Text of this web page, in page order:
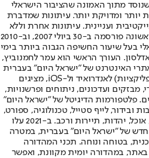
מתוך האמונה שהציבור הישראלי
יותר ומדויקת יותר. עיתונות שמדברת
ועניינית. עיתונות אחרת וללא
תשלום. המהדורה המודפסת הראשונה פורסמה ב-30 ביולי 2007, וב-2010
בעל שיעור החשיפה הגבוה ביותר בימי
העורך הראשי הוא עמר לחמנוביץ,
האינטרנט של "ישראל היום" בעברית
ובאנגלית, כמו כן היישומונים (אפליקציות) לאנדרואיד ול-iOS, מציגים
מבזקים ועדכונים, ניתוחים ופרשנויות,
פלטפורמות הדיגיטל של "ישראל היום"
ובידור, לייף סטייל, טכנולוגיה, ספורט,
כלכלה וצרכנות, בריאות, חיילים, אוכל, יהדות, תיירות ורכב. ב-2021 עלו
של "ישראל היום" בעברית, במטרה
בטוחה ונוחה. תכני המהדורה
במהדורה יומית מקוונת, ואפשר